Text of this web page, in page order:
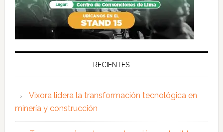
RECIENTES
Vixora lidera la transformación tecnológica en
minería y construcción